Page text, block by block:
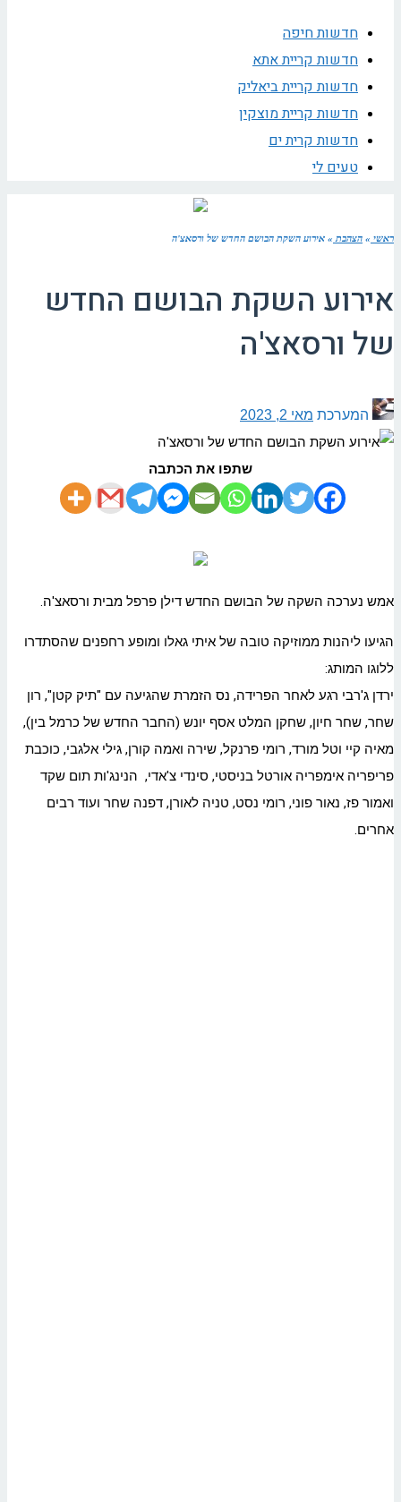
חדשות חיפה
חדשות קריית אתא
חדשות קריית ביאליק
חדשות קריית מוצקין
חדשות קרית ים
טעים לי
ראשי » הצהבת » אירוע השקת הבושם החדש של ורסאצ'ה
אירוע השקת הבושם החדש
של ורסאצ'ה
המערכת מאי 2, 2023
שתפו את הכתבה
אמש נערכה השקה של הבושם החדש דילן פרפל מבית ורסאצ'ה.
הגיעו ליהנות ממוזיקה טובה של איתי גאלו ומופע רחפנים שהסתדרו
ללוגו המותג:
ירדן ג'רבי רגע לאחר הפרידה, נס הזמרת שהגיעה עם "תיק קטן", רון
שחר, שחר חיון, שחקן המלט אסף יונש (החבר החדש של כרמל בין),
מאיה קיי וטל מורד, רומי פרנקל, שירה ואמה קורן, גילי אלגבי, כוכבת
פריפריה אימפריה אורטל בניסטי, סינדי צ'אדי, הנינג'ות תום שקד
ואמור פז, נאור פוני, רומי נסט, טניה לאורן, דפנה שחר ועוד רבים
אחרים.